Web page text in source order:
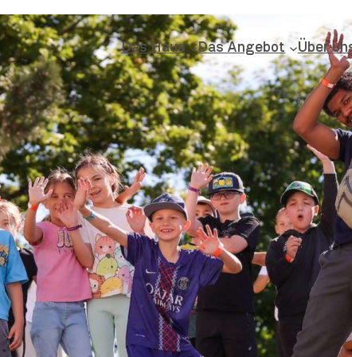
Das Haus Das Angebot Über